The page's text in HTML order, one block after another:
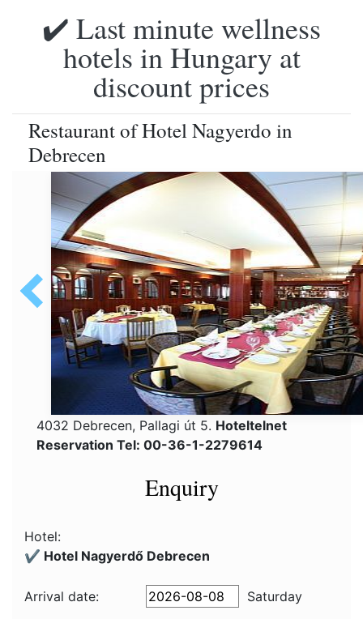
✔️ Last minute wellness
hotels in Hungary at
discount prices
Restaurant of Hotel Nagyerdo in
Debrecen
4032 Debrecen, Pallagi út 5. Hoteltelnet
Reservation Tel: 00-36-1-2279614
Enquiry
Hotel:
✔️ Hotel Nagyerdő Debrecen
Arrival date: Saturday